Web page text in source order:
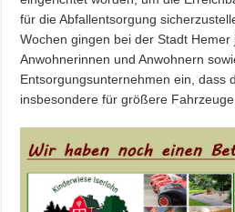
für die Abfallentsorgung
Wochen gingen bei der Stadt Hemer
Anwohnerinnen und Anwohnern
Entsorgungsunternehmen ein, dass
insbesondere für größere Fahrzeuge